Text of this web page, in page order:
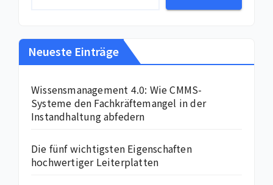
Neueste Einträge
Wissensmanagement 4.0: Wie CMMS-
Systeme den Fachkräftemangel in der
Instandhaltung abfedern
Die fünf wichtigsten Eigenschaften
hochwertiger Leiterplatten